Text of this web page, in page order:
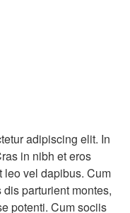
adipiscing elit. In
in nibh et eros
leo vel dapibus. Cum
parturient montes,
potenti. Cum sociis